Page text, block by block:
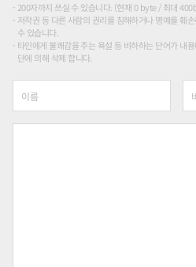
200자까지 쓰실 수 있습니다. (현재 0 byte / 최대
저작권 등 다른 사람의 권리를 침해하거나 명예를 훼
수 있습니다.
타인에게 불쾌감을 주는 욕설 등 비하하는 단어가 내
단에 의해 삭제 합니다.